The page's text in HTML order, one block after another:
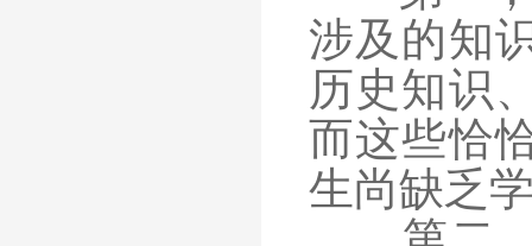
涉及的知
历史知识
而这些恰
生尚缺乏